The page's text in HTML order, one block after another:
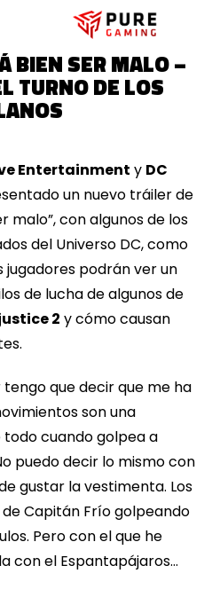
BIEN SER MALO –
TURNO DE LOS
Entertainment y DC
un nuevo tráiler de
malo”, con algunos de los
del Universo DC, como
jugadores podrán ver un
de lucha de algunos de
2 y cómo causan
que decir que me ha
son una
cuando golpea a
puedo decir lo mismo con
gustar la vestimenta. Los
Capitán Frío golpeando
Pero con el que he
con el Espantapájaros…